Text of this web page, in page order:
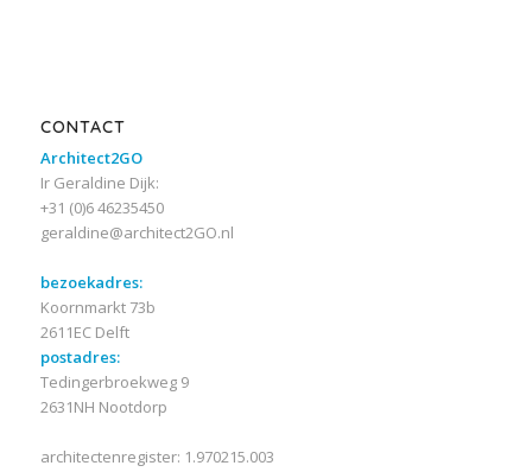
CONTACT
Architect2GO
Ir Geraldine Dijk:
+31 (0)6 46235450
geraldine@architect2GO.nl
bezoekadres:
Koornmarkt 73b
2611EC Delft
postadres:
Tedingerbroekweg 9
2631NH Nootdorp
architectenregister: 1.970215.003